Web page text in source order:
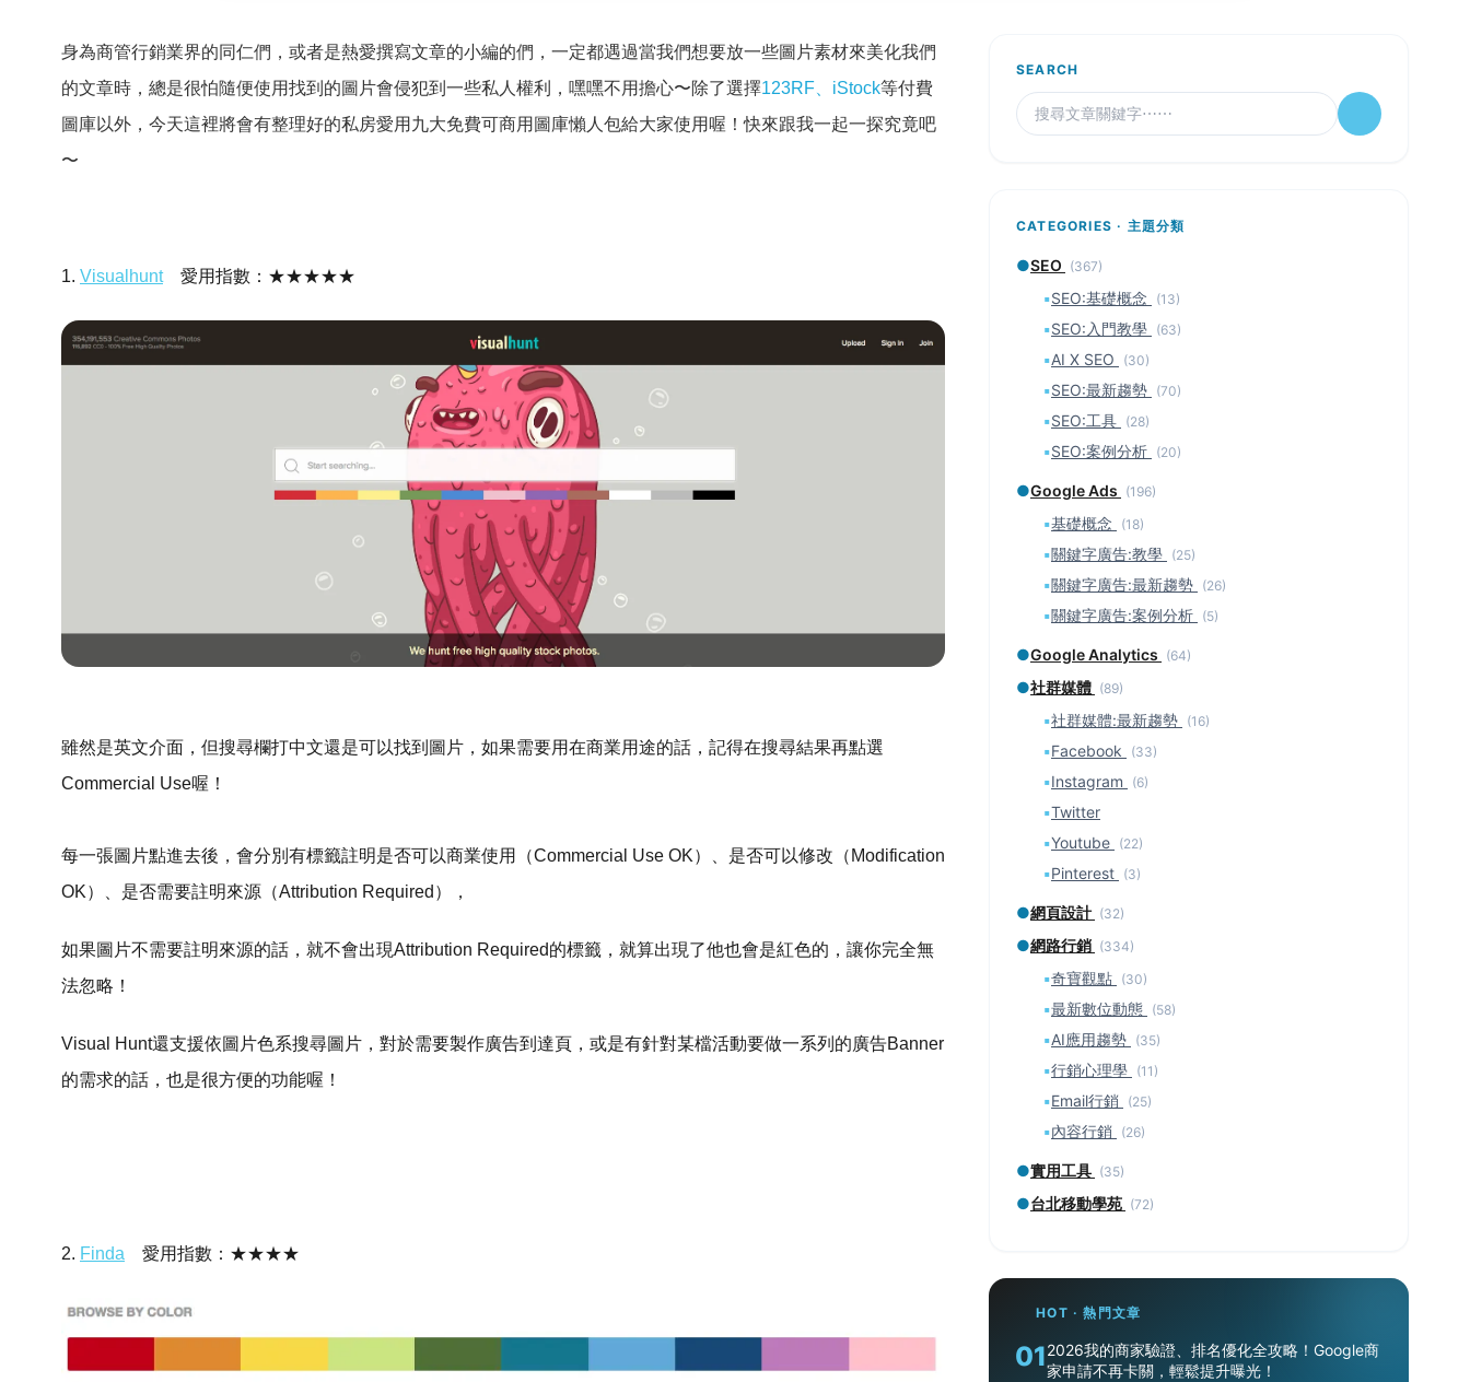
身為商管行銷業界的同仁們，或者是熱愛撰寫文章的小編的們，一定都遇過當我們想要放一些圖片素材來美化我們
的文章時，總是很怕隨便使用找到的圖片會侵犯到一些私人權利，嘿嘿不用擔心〜除了選擇123RF iStock等付費
圖庫以外，今天這裡將會有整理好的私房愛用九大免費可商用圖庫懶人包給大家使用喔！快來跟我一起一探究竟吧
〜
1. Visualhunt愛用指數：★★★★★
雖然是英文介面，但搜尋欄打中文還是可以找到圖片，如果需要用在商業用途的話，記得在搜尋結果再點選
Commercial Use喔！
每一張圖片點進去後，會分別有標籤註明是否可以商業使用（Commercial Use OK）、是否可以修改（Modification
OK）、是否需要註明來源（Attribution Required），
如果圖片不需要註明來源的話，就不會出現Attribution Required的標籤，就算出現了他也會是紅色的，讓你完全無
法忽略！
Visual Hunt還支援依圖片色系搜尋圖片，對於需要製作廣告到達頁，或是有針對某檔活動要做一系列的廣告Banner
的需求的話，也是很方便的功能喔！
2. Finda 愛用指數：★★★★
SEARCH
CATEGORIES · 主題分類
●SEO (367)
▪SEO:基礎概念 (13)
▪SEO:入門教學 (63)
▪AI X SEO (30)
▪SEO:最新趨勢 (70)
▪SEO:工具 (28)
▪SEO:案例分析 (20)
●Google Ads (196)
▪基礎概念 (18)
▪關鍵字廣告:教學 (25)
▪關鍵字廣告:最新趨勢 (26)
▪關鍵字廣告:案例分析 (5)
●Google Analytics (64)
●社群媒體 (89)
▪社群媒體:最新趨勢 (16)
▪Facebook (33)
▪Instagram (6)
▪Twitter
▪Youtube (22)
▪Pinterest (3)
●網頁設計 (32)
●網路行銷 (334)
▪奇寶觀點 (30)
▪最新數位動態 (58)
▪AI應用趨勢 (35)
▪行銷心理學 (11)
▪Email行銷 (25)
▪內容行銷 (26)
●實用工具 (35)
●台北移動學苑 (72)
HOT · 熱門文章
012026我的商家驗證、排名優化全攻略！Google商
家申請不再卡關，輕鬆提升曝光！